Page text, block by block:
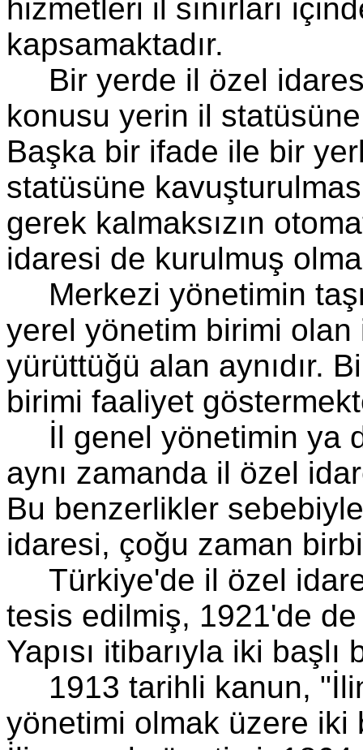
hizmetleri il sınırları
kapsamaktadır.
Bir yerde il özel
konusu yerin il
Başka bir ifade ile bir
statüsüne
gerek kalmaksızın
idaresi de kurulmuş
Merkezi yönetimin
yerel yönetim birimi
yürüttüğü alan aynıdır.
birimi faaliyet
İl genel yönetimin ya
aynı zamanda il özel
Bu benzerlikler
idaresi, çoğu zaman
Türkiye'de il özel
tesis edilmiş, 1921'de
Yapısı itibarıyla iki
1913 tarihli kanun,
yönetimi olmak üzere iki